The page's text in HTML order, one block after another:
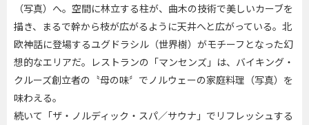
（写真）へ。空間に林立する柱が、曲木の技術で美しいカーブを
描き、まるで幹から枝が広がるように天井へと広がっている。北
欧神話に登場するユグドラシル（世界樹）がモチーフとなった幻
想的なエリアだ。レストランの「マンセンズ」は、バイキング・
クルーズ創立者の〝母の味〞でノルウェーの家庭料理（写真）を
味わえる。
続いて「ザ・ノルディック・スパ／サウナ」でリフレッシュする